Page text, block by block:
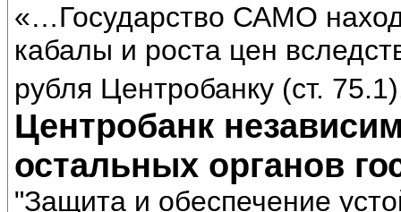
«…Государство САМО
кабалы и роста цен
рубля Центробанку (ст.
Центробанк
остальных органов
"Защита и обеспечение